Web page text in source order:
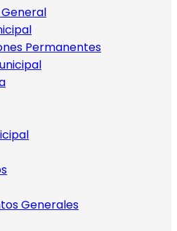
Permanentes
Generales